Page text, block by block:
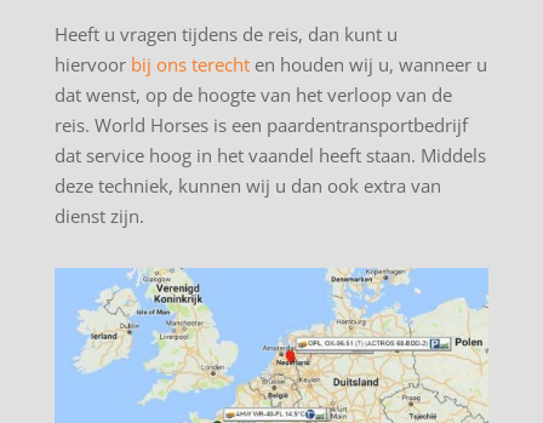
Heeft u vragen tijdens de reis, dan kunt u
hiervoor bij ons terechten houden wij u, wanneer u
dat wenst, op de hoogte van het verloop van de
reis. World Horses is een paardentransportbedrijf
dat service hoog in het vaandel heeft staan. Middels
deze techniek, kunnen wij u dan ook extra van
dienst zijn.